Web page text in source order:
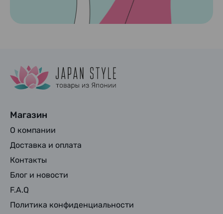
Магазин
О компании
Доставка и оплата
Контакты
Блог и новости
F.A.Q
Политика конфиденциальности